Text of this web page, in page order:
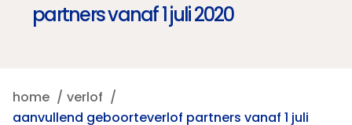
partners vanaf 1 juli 2020
home
verlof
aanvullend geboorteverlof partners vanaf 1 juli